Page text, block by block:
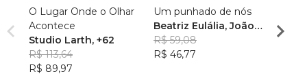
O Lugar Onde o Olhar
Acontece
Studio Larth, +62
R$ 113,64
R$ 89,97
Um punhado de nós
Beatriz Eulália, João
Moraes, Lucas
Figueiredo e Victor
R$ 59,08
R$ 46,77
2026